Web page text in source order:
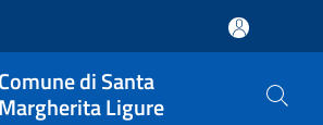
Comune di Santa
Margherita Ligure